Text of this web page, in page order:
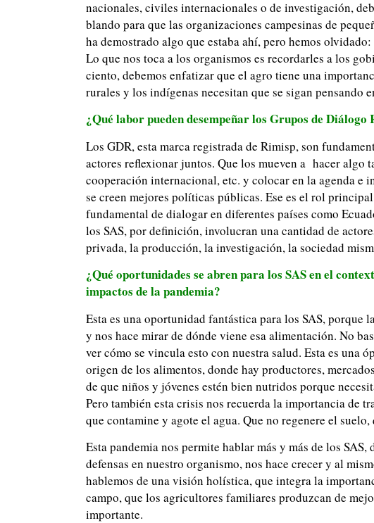
nacionales, civiles internacionales o de investigación,
blando para que las organizaciones campesinas de
ha demostrado algo que estaba ahí, pero hemos olvidado:
Lo que nos toca a los organismos es recordarles a los
ciento, debemos enfatizar que el agro tiene una
rurales y los indígenas necesitan que se sigan pensando
¿Qué labor pueden desempeñar los Grupos de
Los GDR, esta marca registrada de Rimisp, son
actores reflexionar juntos. Que los mueven a hacer algo
cooperación internacional, etc. y colocar en la agenda e
se creen mejores políticas públicas. Ese es el rol
fundamental de dialogar en diferentes países como
los SAS, por definición, involucran una cantidad de
privada, la producción, la investigación, la sociedad
¿Qué oportunidades se abren para los SAS en el
impactos de la pandemia?
Esta es una oportunidad fantástica para los SAS,
y nos hace mirar de dónde viene esa alimentación. No
ver cómo se vincula esto con nuestra salud. Esta es una
origen de los alimentos, donde hay productores,
de que niños y jóvenes estén bien nutridos porque
Pero también esta crisis nos recuerda la importancia de
que contamine y agote el agua. Que no regenere el
Esta pandemia nos permite hablar más y más de los
defensas en nuestro organismo, nos hace crecer y al
hablemos de una visión holística, que integra la
campo, que los agricultores familiares produzcan de
importante.